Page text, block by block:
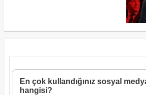
En çok kullandığınız sosyal
hangisi?